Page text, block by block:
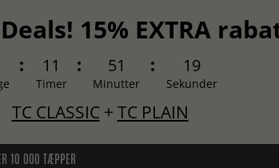
15% EXTRA
11
Timer
51
Minutter
18
Sekunder
TC CLASSIC+ TC PLAIN
10 000 TÆPPER